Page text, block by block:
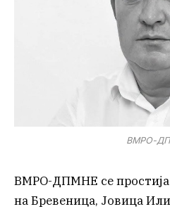
ВМРО-
ВМРО-ДПМНЕ се простија
на Бревеница, Јовица